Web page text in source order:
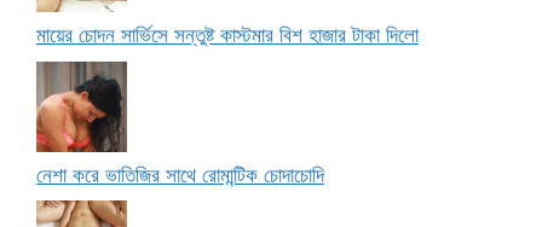
মায়ের চোদন সার্ভিসে সন্তুষ্ট কাস্টমার বিশ হাজার টাকা দিলো
নেশা করে ভাতিজির সাথে রোমান্টিক চোদাচোদি